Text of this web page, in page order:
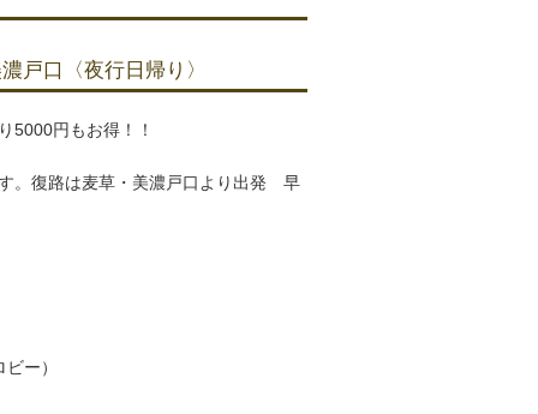
口〈夜行日帰り〉
円もお得！！
。復路は麦草・美濃戸口より出発 早
ー）